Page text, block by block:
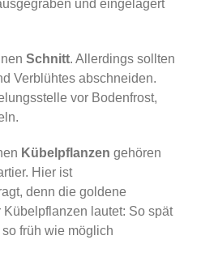
und eingelagert
Schnitt. Allerdings sollten
Verblühtes abschneiden.
vor Bodenfrost,
Kübelpflanzen gehören
Hier ist
denn die goldene
lautet: So spät
früh wie möglich